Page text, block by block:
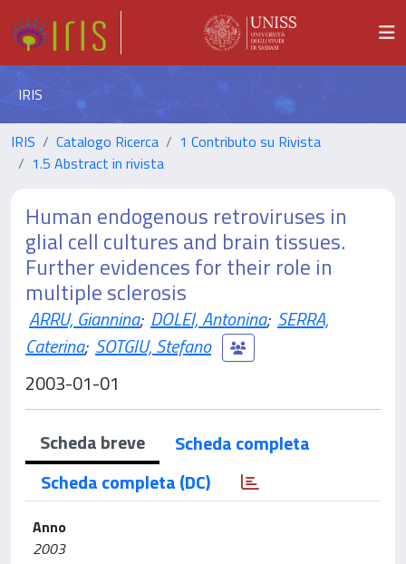
IRIS
IRIS Catalogo Ricerca
1 Contributo su Rivista
1.5 Abstract in rivista
Human endogenous retroviruses in
glial cell cultures and brain tissues.
Further evidences for their role in
multiple sclerosis
ARRU, Giannina; DOLEI, Antonina; SERRA,
Caterina; SOTGIU, Stefano
2003-01-01
Scheda breve
Scheda completa
Scheda completa (DC)
Anno
2003